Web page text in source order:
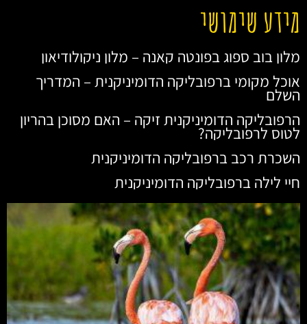
מידע שימושי
מלון בוב ספוג בפונטה קאנה – מלון ניקולודיאון
אוכל מקומי ברפובליקה הדומיניקנית – המדריך
השלם
הרפובליקה הדומיניקנית זיקה – האם מסוכן בהריון
לטוס לרפובליקה?
השכרת רכב ברפובליקה הדומיניקנית
חיי לילה ברפובליקה הדומיניקנית